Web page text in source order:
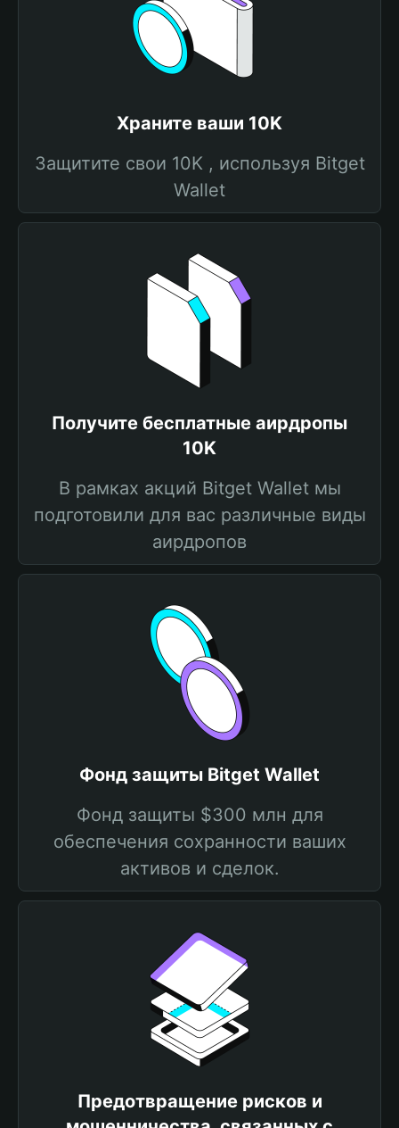
Храните ваши 10K
Защитите свои 10K , используя Bitget
Wallet
Получите бесплатные аирдропы
10K
В рамках акций Bitget Wallet мы
подготовили для вас различные виды
аирдропов
Фонд защиты Bitget Wallet
Фонд защиты $300 млн для
обеспечения сохранности ваших
активов и сделок.
Предотвращение рисков и